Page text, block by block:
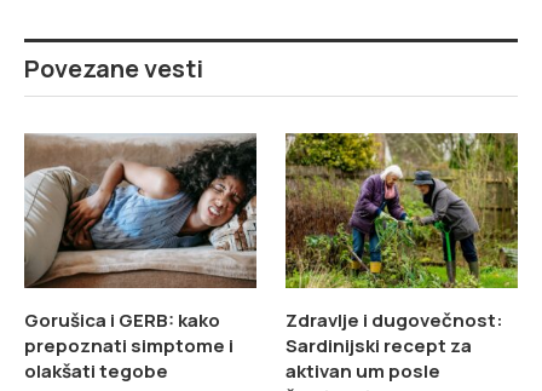
Povezane vesti
Gorušica i GERB: kako
prepoznati simptome i
olakšati tegobe
Zdravlje i dugovečnost:
Sardinijski recept za
aktivan um posle